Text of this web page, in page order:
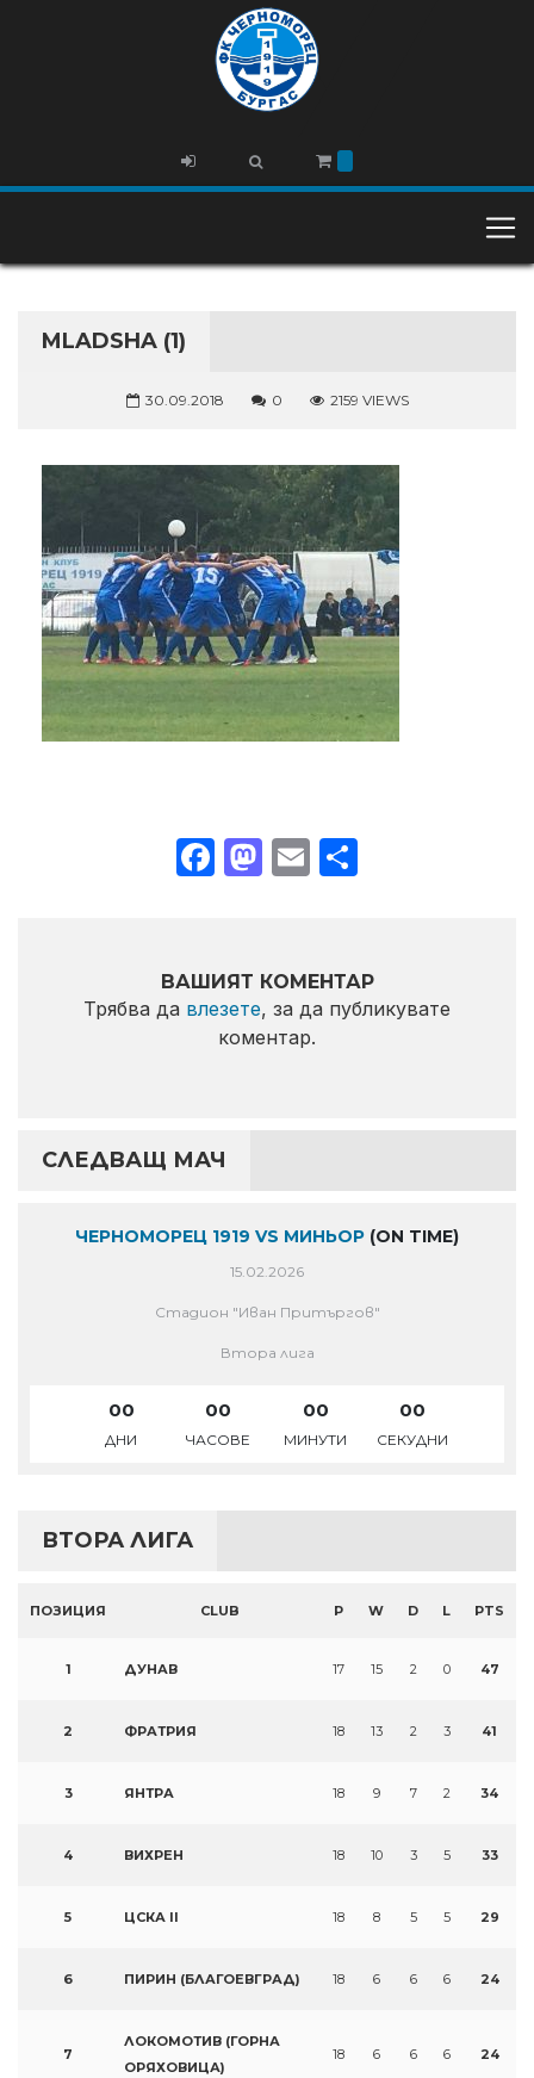
MLADSHA (1)
30.09.2018 0 2159 VIEWS
Facebook
Mastodon
Email
ВАШИЯТ КОМЕНТАР
Трябва да влезете, за да публикувате
коментар.
СЛЕДВАЩ МАЧ
ЧЕРНОМОРЕЦ 1919 VS МИНЬОР (ON TIME)
15.02.2026
Стадион "Иван Притъргов"
Втора лига
00
ДНИ
00
ЧАСОВЕ
00
МИНУТИ
00
СЕКУДНИ
ВТОРА ЛИГА
ПОЗИЦИЯ CLUB P W D L PTS
1 ДУНАВ 17 15 2 0 47
2 ФРАТРИЯ 18 13 2 3 41
3 ЯНТРА 18 9 7 2 34
4 ВИХРЕН 18 10 3 5 33
5 ЦСКА II 18 8 5 5 29
6 ПИРИН (БЛАГОЕВГРАД) 18 6 6 6 24
7
ЛОКОМОТИВ (ГОРНА
ОРЯХОВИЦА)
18 6 6 6 24